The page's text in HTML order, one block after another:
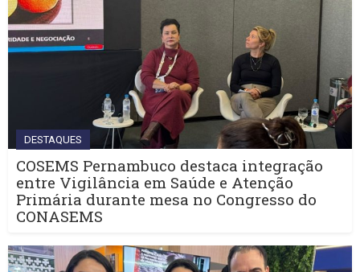
DESTAQUES
COSEMS Pernambuco destaca integração
entre Vigilância em Saúde e Atenção
Primária durante mesa no Congresso do
CONASEMS